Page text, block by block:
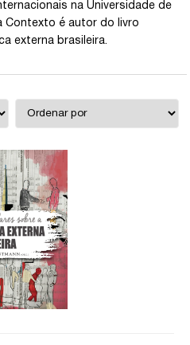
na Universidade de
Contexto é autor do livro
externa brasileira.